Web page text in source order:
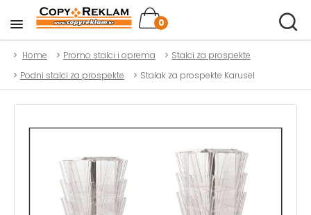
0
Home Promo stalci i oprema
Stalci za prospekte
Podni stalci za prospekte
Stalak za prospekte Karusel